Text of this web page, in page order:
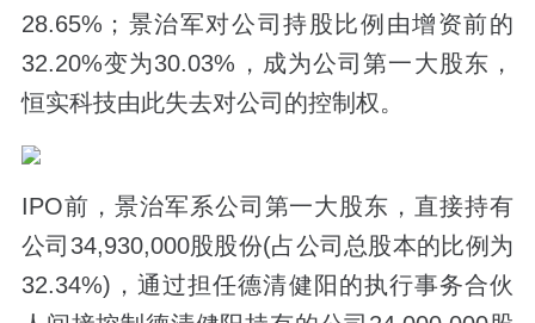
28.65%；景治军对公司持股比例由增资前的
32.20%变为30.03%，成为公司第一大股东，
恒实科技由此失去对公司的控制权。
IPO前，景治军系公司第一大股东，直接持有
公司34,930,000股股份(占公司总股本的比例为
32.34%)，通过担任德清健阳的执行事务合伙